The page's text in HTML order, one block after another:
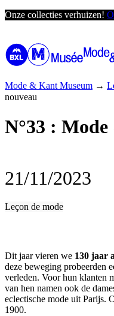
Ga
de
inhoud
Onze collecties verhuizen!
Mode & Kant Museum →
nouveau
N°33 :
21/11/2023
Leçon de mode
Dit jaar vieren we 130 jaar
deze beweging probeerden
verleden. Voor hun klanten
van hen namen ook de
eclectische mode uit Parijs.
1900.